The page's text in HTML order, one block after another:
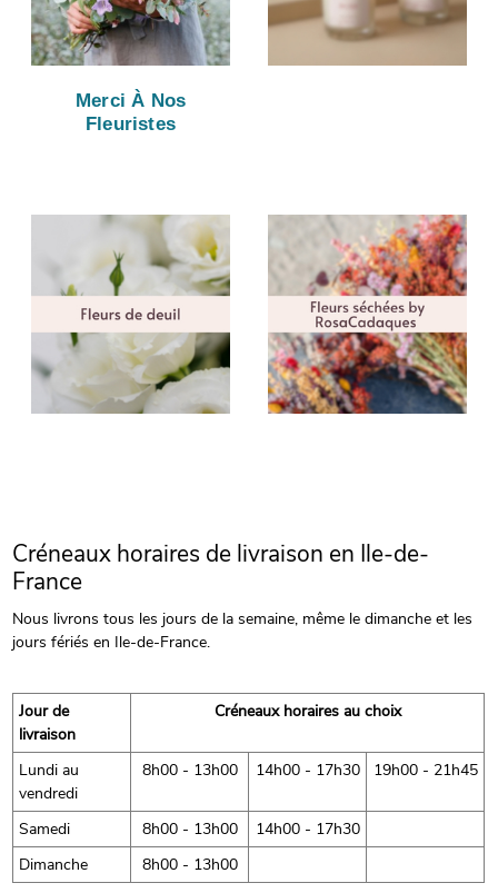
Merci À Nos
Fleuristes
Créneaux horaires de livraison en Ile-de-
France
Nous livrons tous les jours de la semaine, même le dimanche et les
jours fériés en Ile-de-France.
Jour de
livraison
Créneaux horaires au choix
Lundi au
vendredi
8h00 - 13h00 14h00 - 17h30 19h00 - 21h45
Samedi 8h00 - 13h00
14h00 - 17h30
Dimanche
8h00 - 13h00